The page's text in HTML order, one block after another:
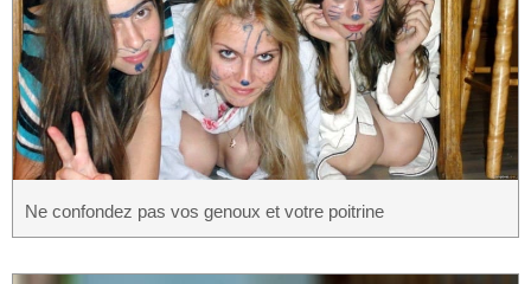
Ne confondez pas vos genoux et votre poitrine